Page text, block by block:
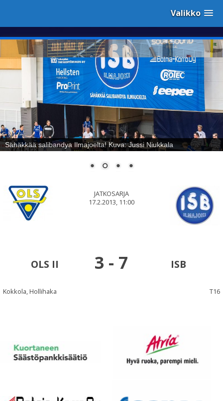
Valikko
Sähäkkää salibandya Ilmajoelta! Kuva: Jussi Niukkala
JATKOSARJA
17.2.2013, 11:00
OLS II 3 - 7 ISB
Kokkola, Hollihaka T16